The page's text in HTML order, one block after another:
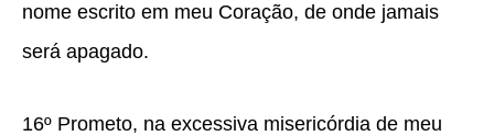
nome escrito em meu Coração, de onde jamais
será apagado.
16º Prometo, na excessiva misericórdia de meu